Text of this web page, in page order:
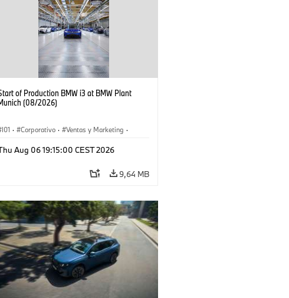
of Production BMW i3 at BMW Plant
(08/2026)
I01 · Corporativo · Ventas y Marketing ·
Aug 06 19:15:00 CEST 2026
9,64 MB